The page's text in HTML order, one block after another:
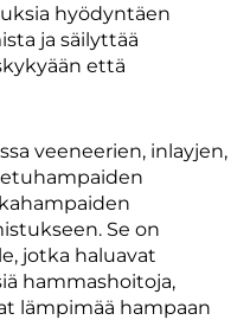
hyödyntäen
ja säilyttää
että
veeneerien, inlayjen,
Se on
jotka haluavat
hammashoitoja,
lämpimää hampaan